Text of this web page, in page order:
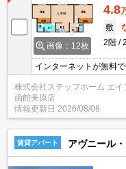
画像：12枚
4.8
敷
2階
インターネットが無料
房付き！
株式会社ステップホーム エイ
函館美原店
情報更新日 2026/08/08
賃貸アパート アヴニール